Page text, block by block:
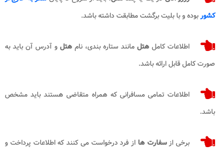
کشوربوده و با بلیت برگشت مطابقت داشته باشد.
اطلاعات کامل هتل مانند ستاره بندی، نام هتل و آدرس آن باید به
صورت کامل قابل ارائه باشد.
اطلاعات تمامی مسافرانی که همراه متقاضی هستند باید مشخص
باشد.
برخی ازسفارت ها از فرد درخواست می کنند که اطلاعات پرداخت و